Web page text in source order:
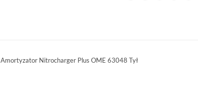
Amortyzator Nitrocharger Plus OME 63048 Tył